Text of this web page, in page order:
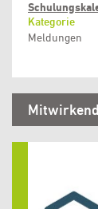
Kategorie
Meldungen